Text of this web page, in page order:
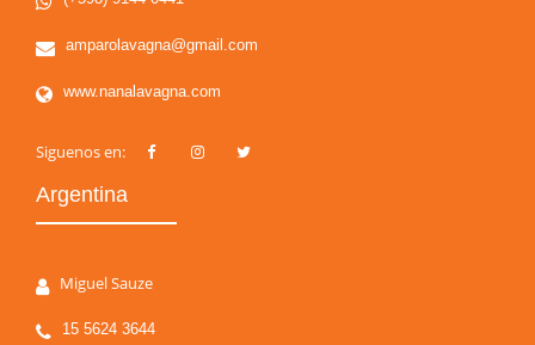
amparolavagna@gmail.com
www.nanalavagna.com
Siguenos en:
Argentina
Miguel Sauze
15 5624 3644